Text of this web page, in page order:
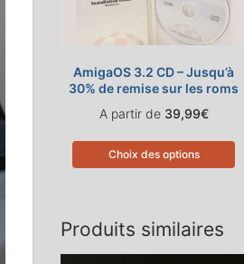
AmigaOS 3.2 CD – Jusqu’à
30% de remise sur les roms
A partir de 39,99€
Choix des options
Produits similaires